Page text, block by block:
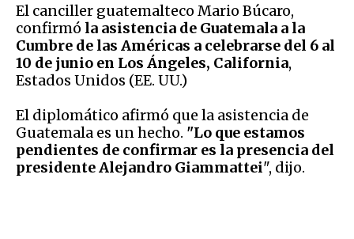
El canciller guatemalteco Mario Búcaro,
confirmó la asistencia de Guatemala a la
Cumbre de las Américas a celebrarse del 6 al
10 de junio en Los Ángeles, California,
Estados Unidos (EE. UU.)
El diplomático afirmó que la asistencia de
Guatemala es un hecho. "Lo que estamos
pendientes de confirmar es la presencia del
presidente Alejandro Giammattei", dijo.